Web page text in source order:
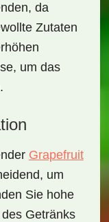
da
Zutaten
um das
Grapefruit
um
Sie hohe
Getränks